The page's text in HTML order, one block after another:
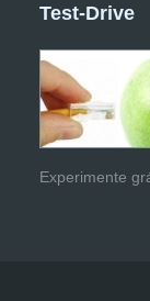
Test-Drive
Experimente